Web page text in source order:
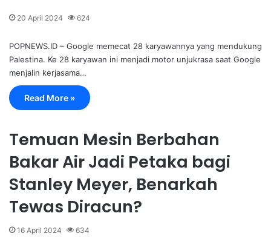
20 April 2024 624
POPNEWS.ID – Google memecat 28 karyawannya yang mendukung
Palestina. Ke 28 karyawan ini menjadi motor unjukrasa saat Google
menjalin kerjasama…
Read More »
Temuan Mesin Berbahan
Bakar Air Jadi Petaka bagi
Stanley Meyer, Benarkah
Tewas Diracun?
16 April 2024 634